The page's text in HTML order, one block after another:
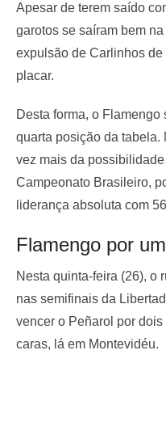
Apesar de terem saído
garotos se saíram bem
expulsão de Carlinhos
placar.
Desta forma, o Flamengo
quarta posição da tabela.
vez mais da
Campeonato Brasileiro,
liderança absoluta com
Flamengo por
Nesta quinta-feira (26), o
nas semifinais da
vencer o Peñarol por
caras, lá em Montevidéu.